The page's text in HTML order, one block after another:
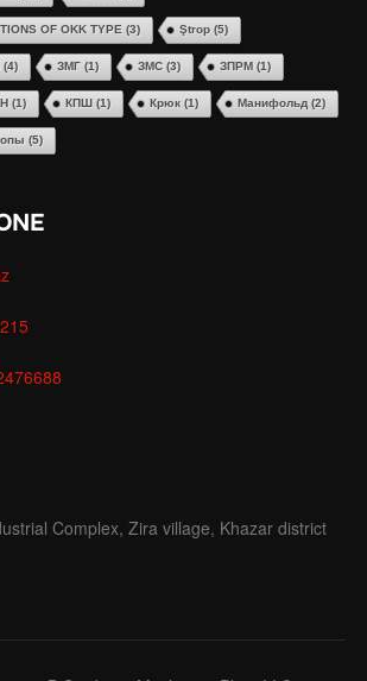
OF OKK TYPE(3) Ştrop(5)
(4) ЗМГ(1) ЗМС(3) ЗПРМ(1)
(1) КПШ(1) Крюк(1) Манифольд(2)
(5)
Complex, Zira village, Khazar district